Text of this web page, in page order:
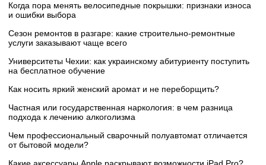
Когда пора менять велосипедные покрышки: признаки износа
и ошибки выбора
Сезон ремонтов в разгаре: какие строительно-ремонтные
услуги заказывают чаще всего
Университеты Чехии: как украинскому абитуриенту поступить
на бесплатное обучение
Как носить яркий женский аромат и не переборщить?
Частная или государственная наркология: в чем разница
подхода к лечению алкоголизма
Чем профессиональный сварочный полуавтомат отличается
от бытовой модели?